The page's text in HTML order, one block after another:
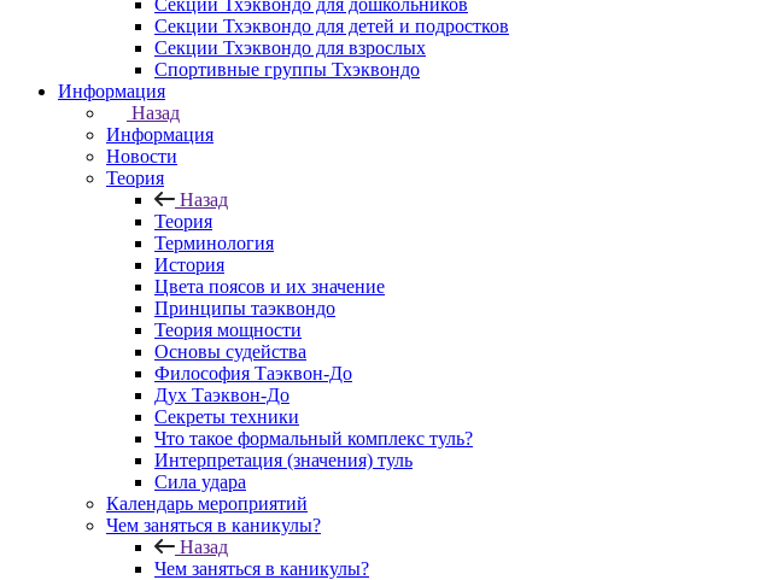
Секции Тхэквондо для дошкольников
Секции Тхэквондо для детей и подростков
Секции Тхэквондо для взрослых
Спортивные группы Тхэквондо
Информация
Назад
Информация
Новости
Теория
Назад
Теория
Терминология
История
Цвета поясов и их значение
Принципы таэквондо
Теория мощности
Основы судейства
Философия Таэквон-До
Дух Таэквон-До
Секреты техники
Что такое формальный комплекс туль?
Интерпретация (значения) туль
Сила удара
Календарь мероприятий
Чем заняться в каникулы?
Назад
Чем заняться в каникулы?